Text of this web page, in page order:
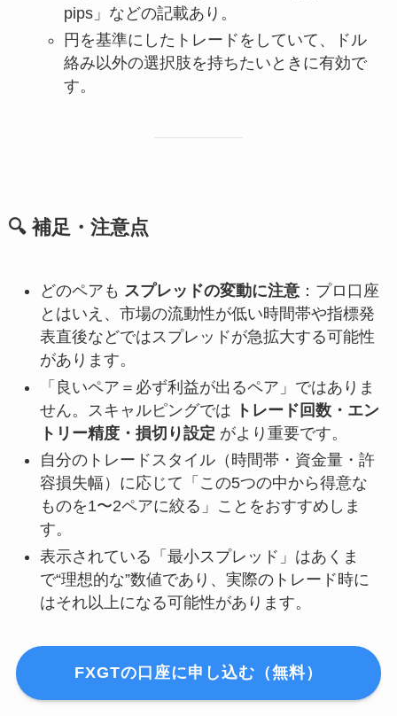
pips」などの記載あり。
円を基準にしたトレードをしていて、ドル
絡み以外の選択肢を持ちたいときに有効で
す。
🔍 補足・注意点
どのペアも スプレッドの変動に注意：プロ口座
とはいえ、市場の流動性が低い時間帯や指標発
表直後などではスプレッドが急拡大する可能性
があります。
「良いペア＝必ず利益が出るペア」ではありま
せん。スキャルピングでは
トレード回数・エン
トリー精度・損切り設定 がより重要です。
自分のトレードスタイル（時間帯・資金量・許
容損失幅）に応じて「この5つの中から得意な
ものを1〜2ペアに絞る」ことをおすすめしま
す。
表示されている「最小スプレッド」はあくま
で“理想的な”数値であり、実際のトレード時に
はそれ以上になる可能性があります。
FXGTの口座に申し込む（無料）